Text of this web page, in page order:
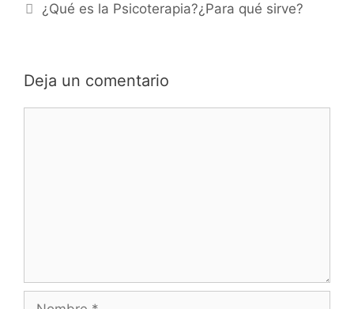
¿Qué es la Psicoterapia?¿Para qué sirve?
Deja un comentario